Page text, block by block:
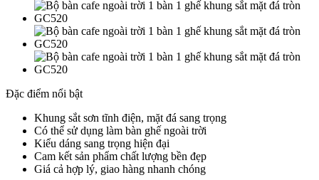
Đặc điểm nổi bật
Khung sắt sơn tĩnh điện, mặt đá sang trọng
Có thể sử dụng làm bàn ghế ngoài trời
Kiểu dáng sang trọng hiện đại
Cam kết sản phẩm chất lượng bền đẹp
Giá cả hợp lý, giao hàng nhanh chóng